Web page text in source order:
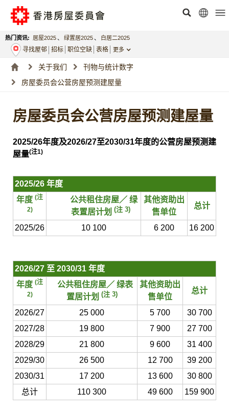
热门资讯: 居屋2025、 绿置居2025、 白居二2025
寻找屋邨 招标 职位空缺 表格 更多
关于我们
刊物与统计数字
房屋委员会公营房屋预测建屋量
房屋委员会公营房屋预测建屋量
2025/26年度及2026/27至2030/31年度的公营房屋预测建
屋量(注1)
2025/26 年度
年度 (注
2)
公共租住房屋／ 绿
表置居计划 (注 3)
其他资助出
售单位
总计
2025/26 10 100 6 200 16 200
2026/27 至 2030/31 年度
年度 (注
2)
公共租住房屋／ 绿表
置居计划 (注 3)
其他资助出
售单位
总计
2026/27 25 000 5 700
30 700
2027/28
19 800 7 900
27 700
2028/29
21 800 9 600
31 400
2029/30
26 500 12 700
39 200
2030/31
17 200 13 600
30 800
总计
110 300 49 600 159 900